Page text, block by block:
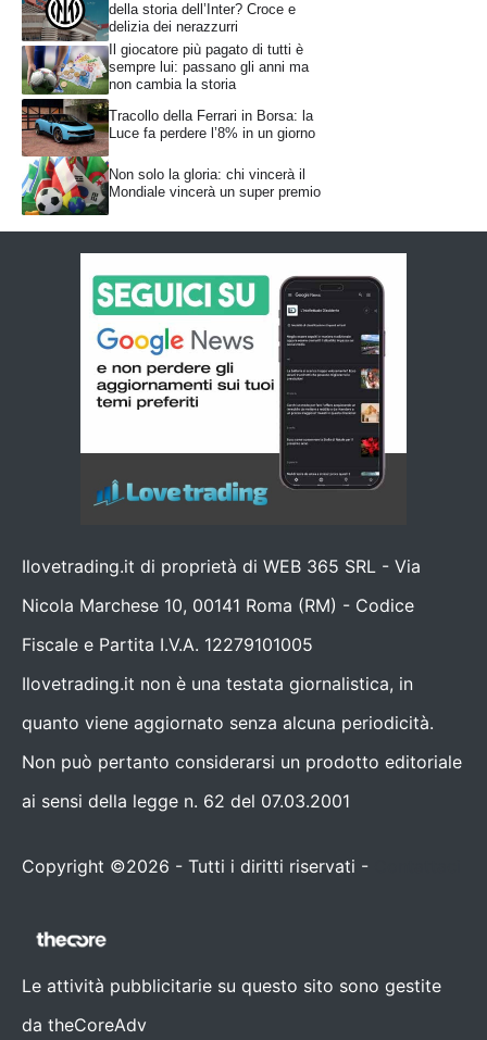
della storia dell’Inter? Croce e
delizia dei nerazzurri
Il giocatore più pagato di tutti è
sempre lui: passano gli anni ma
non cambia la storia
Tracollo della Ferrari in Borsa: la
Luce fa perdere l’8% in un giorno
Non solo la gloria: chi vincerà il
Mondiale vincerà un super premio
Ilovetrading.it di proprietà di WEB 365 SRL - Via
Nicola Marchese 10, 00141 Roma (RM) - Codice
Fiscale e Partita I.V.A. 12279101005
Ilovetrading.it non è una testata giornalistica, in
quanto viene aggiornato senza alcuna periodicità.
Non può pertanto considerarsi un prodotto editoriale
ai sensi della legge n. 62 del 07.03.2001
Copyright ©2026 - Tutti i diritti riservati -
Le attività pubblicitarie su questo sito sono gestite
da theCoreAdv